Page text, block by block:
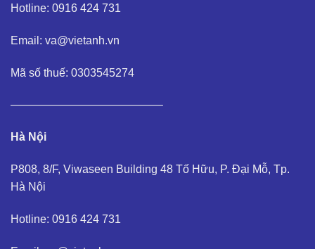
Hotline: 0916 424 731
Email: va@vietanh.vn
Mã số thuế: 0303545274
—————————————–
Hà Nội
P808, 8/F, Viwaseen Building 48 Tố Hữu, P. Đại Mỗ, Tp.
Hà Nội
Hotline: 0916 424 731